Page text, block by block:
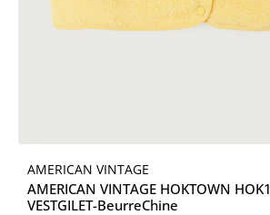
AMERICAN VINTAGE
AMERICAN VINTAGE HOKTOWN
VESTGILET-BeurreChine